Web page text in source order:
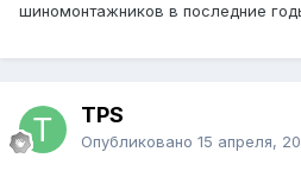
шиномонтажников в последние
TPS
Опубликовано 15 апреля,